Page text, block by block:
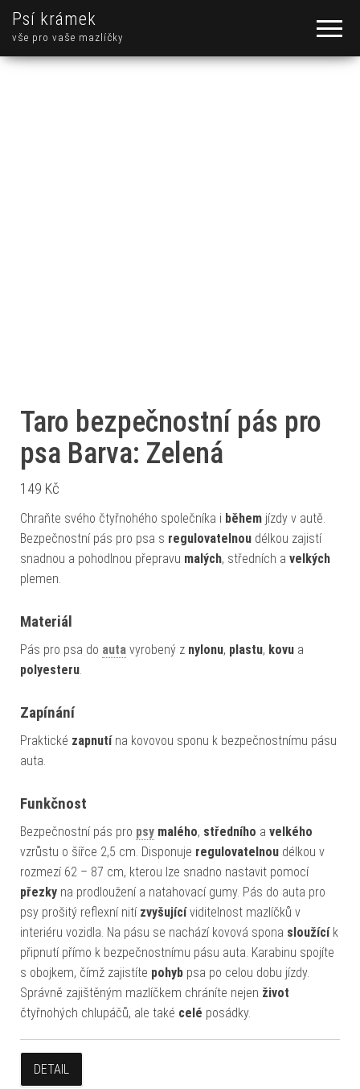
Psí krámek
vše pro vaše mazlíčky
Taro bezpečnostní pás pro
psa Barva: Zelená
149 Kč
Chraňte svého čtyřnohého společníka i během jízdy v autě.
Bezpečnostní pás pro psa s regulovatelnou délkou zajistí
snadnou a pohodlnou přepravu malých, středních a velkých
plemen.
Materiál
Pás pro psa do auta vyrobený z nylonu, plastu, kovu a
polyesteru
Zapínání
Praktické zapnutína kovovou sponu k bezpečnostnímu pásu
auta.
Funkčnost
Bezpečnostní pás pro psy malého, středního a velkého
vzrůstu o šířce 2,5 cm. Disponuje regulovatelnou délkou v
rozmezí 62 – 87 cm, kterou lze snadno nastavit pomocí
přezky na prodloužení a natahovací gumy. Pás do auta pro
psy prošitý reflexní nití zvyšujícíviditelnost mazlíčků v
interiéru vozidla. Na pásu se nachází kovová spona sloužícík
připnutí přímo k bezpečnostnímu pásu auta. Karabinu spojíte
s obojkem, čímž zajistíte pohyb psa po celou dobu jízdy.
Správně zajištěným mazlíčkem chráníte nejen život
čtyřnohých chlupáčů, ale také celé posádky.
DETAIL